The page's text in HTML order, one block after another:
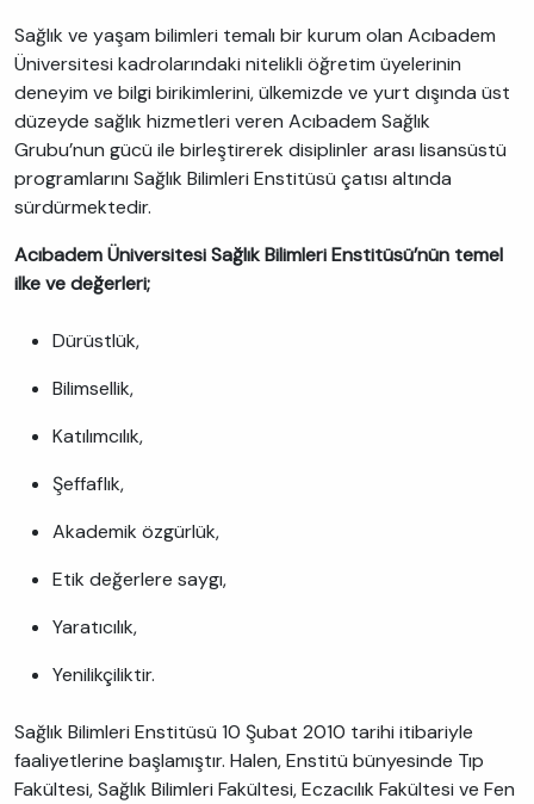
Sağlık ve yaşam bilimleri temalı bir kurum olan Acıbadem
Üniversitesi kadrolarındaki nitelikli öğretim üyelerinin
deneyim ve bilgi birikimlerini, ülkemizde ve yurt dışında üst
düzeyde sağlık hizmetleri veren Acıbadem Sağlık
Grubu’nun gücü ile birleştirerek disiplinler arası lisansüstü
programlarını Sağlık Bilimleri Enstitüsü çatısı altında
sürdürmektedir.
Acıbadem Üniversitesi Sağlık Bilimleri Enstitüsü’nün temel
ilke ve değerleri;
Dürüstlük,
Bilimsellik,
Katılımcılık,
Şeffaflık,
Akademik özgürlük,
Etik değerlere saygı,
Yaratıcılık,
Yenilikçiliktir.
Sağlık Bilimleri Enstitüsü 10 Şubat 2010 tarihi itibariyle
faaliyetlerine başlamıştır. Halen, Enstitü bünyesinde Tıp
Fakültesi, Sağlık Bilimleri Fakültesi, Eczacılık Fakültesi ve Fen